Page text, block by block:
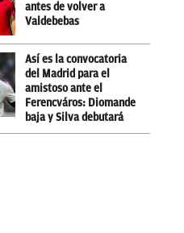
antes de volver a
Valdebebas
Así es la convocatoria
del Madrid para el
amistoso ante el
Ferencváros: Diomande
baja y Silva debutará